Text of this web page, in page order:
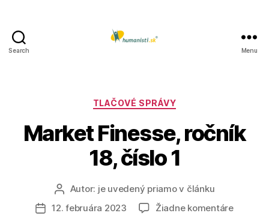
Search Menu
Kategórie
TLAČOVÉ SPRÁVY
Market Finesse, ročník
18, číslo 1
Autor
článku
Autor: je uvedený priamo v článku
Dátum
12. februára 2023 Žiadne komentárena